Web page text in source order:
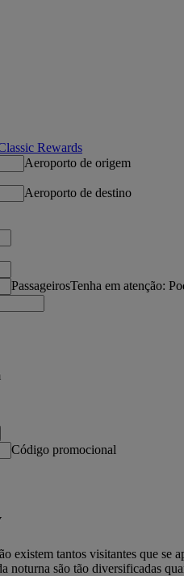
Rewards
Aeroporto de origem
Aeroporto de destino
PassageirosTenha em atenção:
Código promocional
existem tantos visitantes que se
noturna são tão diversificadas